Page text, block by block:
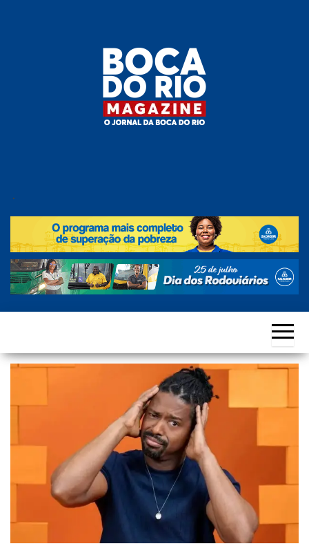
Magazine
do Rio
e
região!
.